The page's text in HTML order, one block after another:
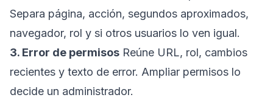
Separa página, acción, segundos aproximados,
navegador, rol y si otros usuarios lo ven igual.
3. Error de permisos Reúne URL, rol, cambios
recientes y texto de error. Ampliar permisos lo
decide un administrador.